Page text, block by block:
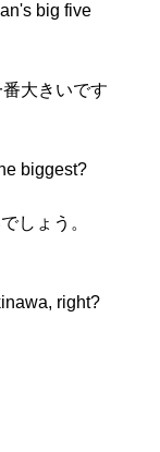
big five
大きいです
biggest?
しょう。
right?